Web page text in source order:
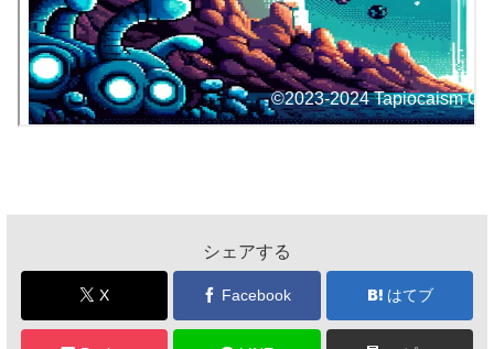
シェアする
X Facebook はてブ